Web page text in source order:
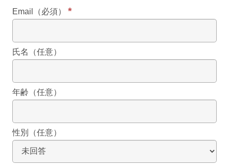
Email（必須） *
氏名（任意）
年齢（任意）
性別（任意）